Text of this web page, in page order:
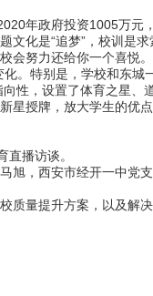
年政府投资1005万元
化是“追梦”，校训是
会努力还给你一个喜悦。
特别是，学校和东城
性，设置了体育之星、
星授牌，放大学生的优
播访谈。
，西安市经开一中党
量提升方案，以及解